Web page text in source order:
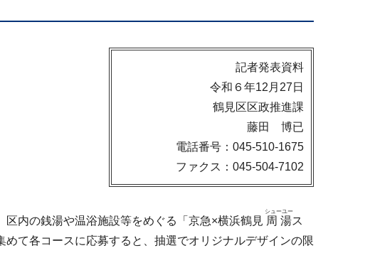
記者発表資料
令和６年12月27日
鶴見区区政推進課
藤田 博已
電話番号：045-510-1675
ファクス：045-504-7102
内の銭湯や温浴施設等をめぐる「京急×横浜鶴見 周湯
シューユー
ス
て各コースに応募すると、抽選でオリジナルデザインの限